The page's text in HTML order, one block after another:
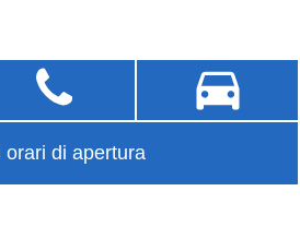
orari di apertura